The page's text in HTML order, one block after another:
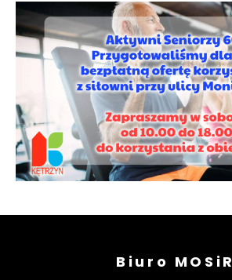
Biuro MOSiR